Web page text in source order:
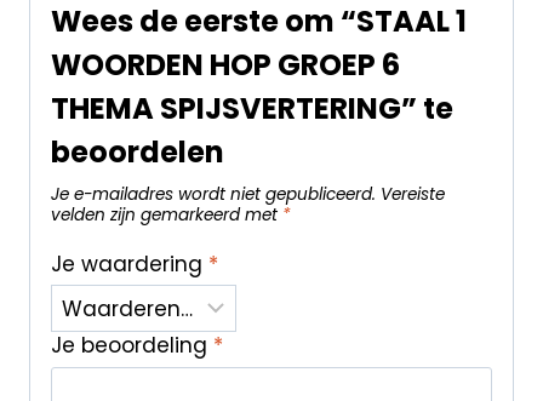
Wees de eerste om “STAAL 1
WOORDEN HOP GROEP 6
THEMA SPIJSVERTERING” te
beoordelen
Je e-mailadres wordt niet gepubliceerd. Vereiste
velden zijn gemarkeerd met *
Je waardering *
Je beoordeling *